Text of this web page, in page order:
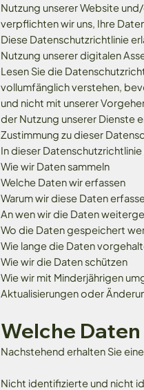
Nutzung unserer Website
verpflichten wir uns, Ihre
Diese Datenschutzrichtlinie
Nutzung unserer digitalen
Lesen Sie die
vollumfänglich verstehen,
und nicht mit unserer
der Nutzung unserer Dienste
Zustimmung zu dieser
In dieser Datenschutzrichtlinie
Wie wir Daten sammeln
Welche Daten wir erfassen
Warum wir diese Daten
An wen wir die Daten
Wo die Daten gespeichert
Wie lange die Daten
Wie wir die Daten schützen
Wie wir mit Minderjährigen
Aktualisierungen oder
Welche
Nachstehend erhalten Sie
Nicht identifizierte und nicht